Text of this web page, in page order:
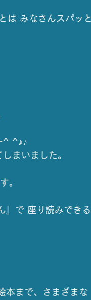
は みなさんスパッと
^ ^♪♪
まいました。
。
』で 座り読みできる
本まで、さまざまな